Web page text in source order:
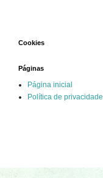
Cookies
Páginas
Página inicial
Política de privacidade